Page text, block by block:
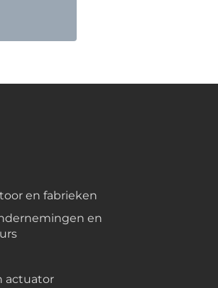
en fabrieken
en
actuator